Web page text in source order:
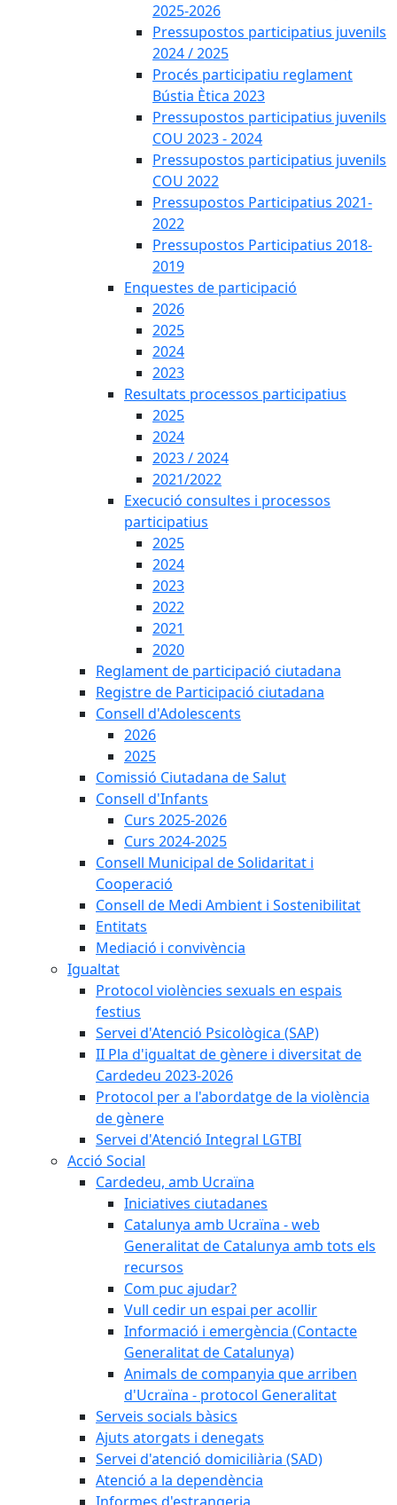
2025-2026
Pressupostos participatius juvenils
2024 / 2025
Procés participatiu reglament
Bústia Ètica 2023
Pressupostos participatius juvenils
COU 2023 - 2024
Pressupostos participatius juvenils
COU 2022
Pressupostos Participatius 2021-
2022
Pressupostos Participatius 2018-
2019
Enquestes de participació
2026
2025
2024
2023
Resultats processos participatius
2025
2024
2023 / 2024
2021/2022
Execució consultes i processos
participatius
2025
2024
2023
2022
2021
2020
Reglament de participació ciutadana
Registre de Participació ciutadana
Consell d'Adolescents
2026
2025
Comissió Ciutadana de Salut
Consell d'Infants
Curs 2025-2026
Curs 2024-2025
Consell Municipal de Solidaritat i
Cooperació
Consell de Medi Ambient i Sostenibilitat
Entitats
Mediació i convivència
Igualtat
Protocol violències sexuals en espais
festius
Servei d'Atenció Psicològica (SAP)
II Pla d'igualtat de gènere i diversitat de
Cardedeu 2023-2026
Protocol per a l'abordatge de la violència
de gènere
Servei d'Atenció Integral LGTBI
Acció Social
Cardedeu, amb Ucraïna
Iniciatives ciutadanes
Catalunya amb Ucraïna - web
Generalitat de Catalunya amb tots els
recursos
Com puc ajudar?
Vull cedir un espai per acollir
Informació i emergència (Contacte
Generalitat de Catalunya)
Animals de companyia que arriben
d'Ucraïna - protocol Generalitat
Serveis socials bàsics
Ajuts atorgats i denegats
Servei d'atenció domiciliària (SAD)
Atenció a la dependència